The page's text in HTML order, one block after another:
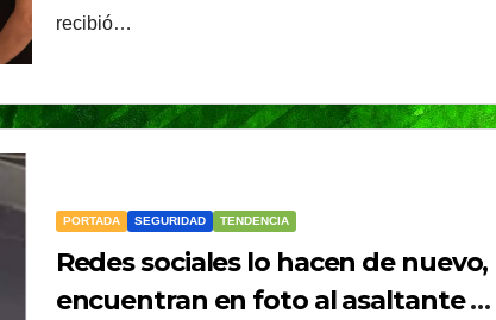
recibió…
PORTADA SEGURIDAD TENDENCIA
Redes sociales lo hacen de nuevo,
encuentran en foto al asaltante de